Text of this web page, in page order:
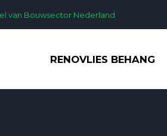
van Bouwsector Nederland
RENOVLIES BEHANG